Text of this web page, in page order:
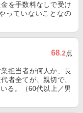
を手数料なしで受け
っていないことなの
68.2点
担当者が何人か、長
者全てが、親切で、
る。（60代以上／男